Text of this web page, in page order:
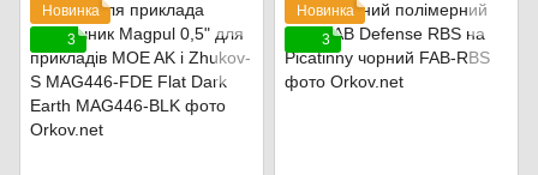
Новинка
3
Новинка
3